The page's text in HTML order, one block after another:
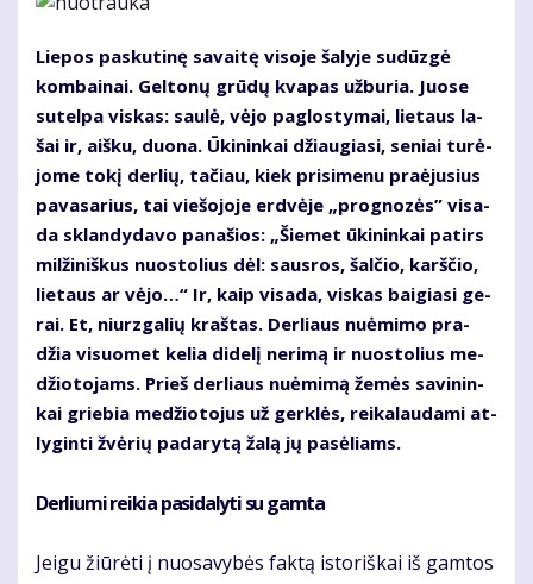
Lie­pos pas­ku­ti­nę sa­vai­tę vi­so­je ša­ly­je su­dūz­gė
kom­bai­nai. Gel­to­nų grū­dų kva­pas už­bu­ria. Juo­se
su­tel­pa vis­kas: sau­lė, vė­jo pa­glos­ty­mai, lie­taus la­
šai ir, aiš­ku, duo­na. Ūki­nin­kai džiau­gia­si, se­niai tu­rė­
jo­me to­kį der­lių, ta­čiau, kiek pri­si­me­nu pra­ėju­sius
pa­va­sa­rius, tai vie­šo­jo­je erd­vė­je „prog­no­zės” vi­sa­
da sklan­dy­da­vo pa­na­šios: „Šie­met ūki­nin­kai pa­tirs
mil­ži­niš­kus nuos­to­lius dėl: saus­ros, šal­čio, karš­čio,
lie­taus ar vė­jo…“ Ir, kaip vi­sa­da, vis­kas bai­gia­si ge­
rai. Et, niurz­ga­lių kraš­tas. Der­liaus nu­ė­mi­mo pra­
džia vi­suo­met ke­lia di­de­lį ne­ri­mą ir nuos­to­lius me­
džio­to­jams. Prieš der­liaus nu­ė­mi­mą že­mės sa­vi­nin­
kai grie­bia me­džio­to­jus už ger­klės, rei­ka­lau­da­mi at­
ly­gin­ti žvė­rių pa­da­ry­tą ža­lą jų pa­sė­liams.
Derliu­mi rei­kia pa­si­da­ly­ti su gam­ta
Jei­gu žiū­rė­ti į nuo­sa­vy­bės fak­tą is­to­riš­kai iš gam­tos